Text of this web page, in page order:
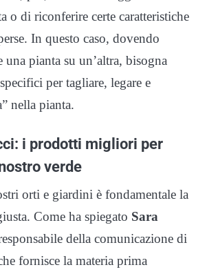
o di riconferire certe caratteristiche
In questo caso, dovendo
una pianta su un’altra, bisogna
per tagliare, legare e
nella pianta.
i prodotti migliori per
verde
orti e giardini è fondamentale la
Come ha spiegato Sara
della comunicazione di
fornisce la materia prima